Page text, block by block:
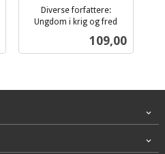
Diverse forfattere:
Ungdom i krig og fred
Pris
109,00